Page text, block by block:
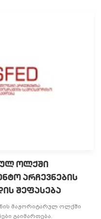
ოლქში
არჩევნების
შეფასება
მაჟორიტარულ ოლქში
გაიმართება.